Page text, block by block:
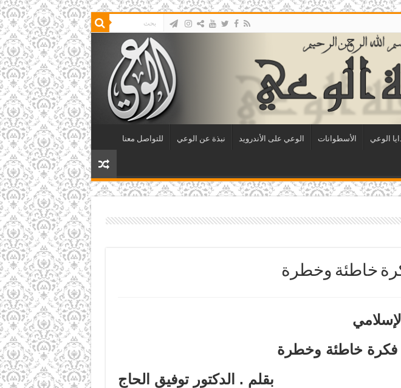
الوعي الأسطوانات الوعي على الأندرويد نبذة عن الوعي للتواصل معنا
خاطئة وخطرة
فكرة خاطئة وخطرة
بقلم . الدكتور توفيق الحاج